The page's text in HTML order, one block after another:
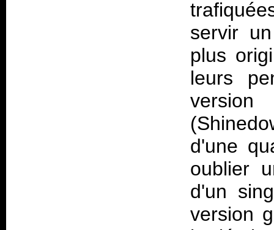
servir
plus
leurs
d'une
oublier
d'un
version